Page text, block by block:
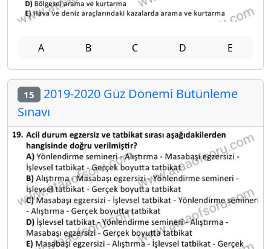
A B C D E
15 2019-2020 Güz Dönemi Bütünleme
Sınavı